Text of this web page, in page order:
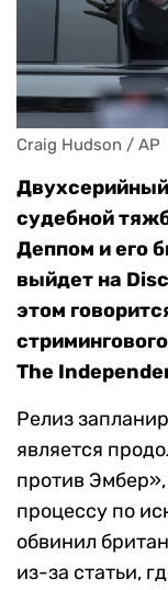
Craig Hudson / AP
судебной
Деппом и его
выйдет на
этом
The
Релиз
является
против
процессу по
обвинил
из-за статьи,